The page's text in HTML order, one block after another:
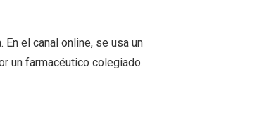
el canal online, se usa un
un farmacéutico colegiado.